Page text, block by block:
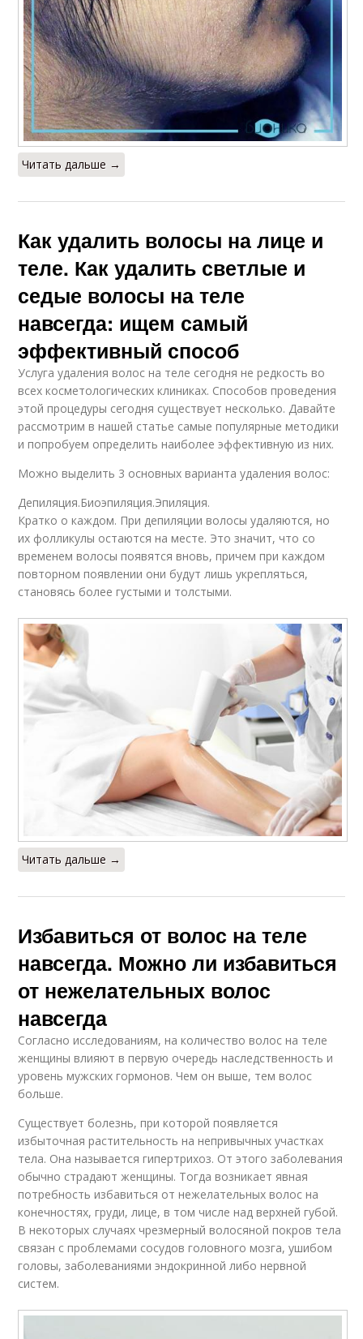
Читать дальше →
Как удалить волосы на лице и
теле. Как удалить светлые и
седые волосы на теле
навсегда: ищем самый
эффективный способ
Услуга удаления волос на теле сегодня не редкость во
всех косметологических клиниках. Способов проведения
этой процедуры сегодня существует несколько. Давайте
рассмотрим в нашей статье самые популярные методики
и попробуем определить наиболее эффективную из них.
Можно выделить 3 основных варианта удаления волос:
Депиляция.Биоэпиляция.Эпиляция.
Кратко о каждом. При депиляции волосы удаляются, но
их фолликулы остаются на месте. Это значит, что со
временем волосы появятся вновь, причем при каждом
повторном появлении они будут лишь укрепляться,
становясь более густыми и толстыми.
Читать дальше →
Избавиться от волос на теле
навсегда. Можно ли избавиться
от нежелательных волос
навсегда
Согласно исследованиям, на количество волос на теле
женщины влияют в первую очередь наследственность и
уровень мужских гормонов. Чем он выше, тем волос
больше.
Существует болезнь, при которой появляется
избыточная растительность на непривычных участках
тела. Она называется гипертрихоз. От этого заболевания
обычно страдают женщины. Тогда возникает явная
потребность избавиться от нежелательных волос на
конечностях, груди, лице, в том числе над верхней губой.
В некоторых случаях чрезмерный волосяной покров тела
связан с проблемами сосудов головного мозга, ушибом
головы, заболеваниями эндокринной либо нервной
систем.